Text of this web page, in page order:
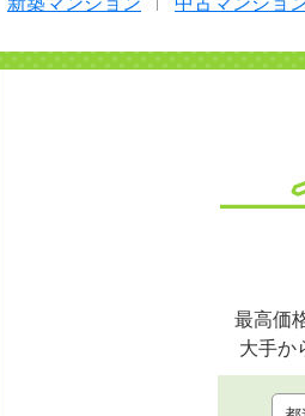
最高価
大手か